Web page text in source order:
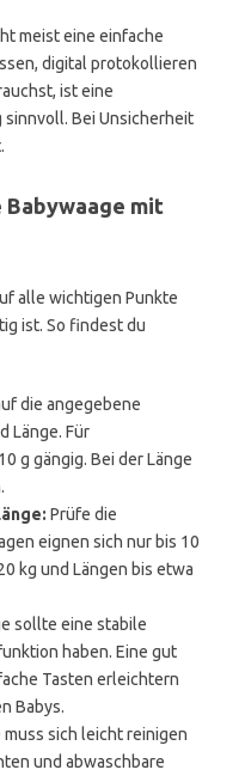
meist eine einfache
digital protokollieren
ist eine
sinnvoll. Bei Unsicherheit
mit
alle wichtigen Punkte
ist. So findest du
die angegebene
Länge. Für
g gängig. Bei der Länge
Prüfe die
eignen sich nur bis 10
kg und Längen bis etwa
sollte eine stabile
haben. Eine gut
Tasten erleichtern
Babys.
sich leicht reinigen
und abwaschbare